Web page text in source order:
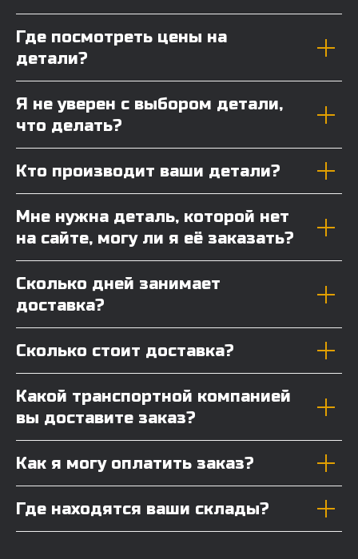
Где посмотреть цены на
детали?
Я не уверен с выбором детали,
что делать?
Кто производит ваши детали?
Мне нужна деталь, которой нет
на сайте, могу ли я её заказать?
Сколько дней занимает
доставка?
Сколько стоит доставка?
Какой транспортной компанией
вы доставите заказ?
Как я могу оплатить заказ?
Где находятся ваши склады?